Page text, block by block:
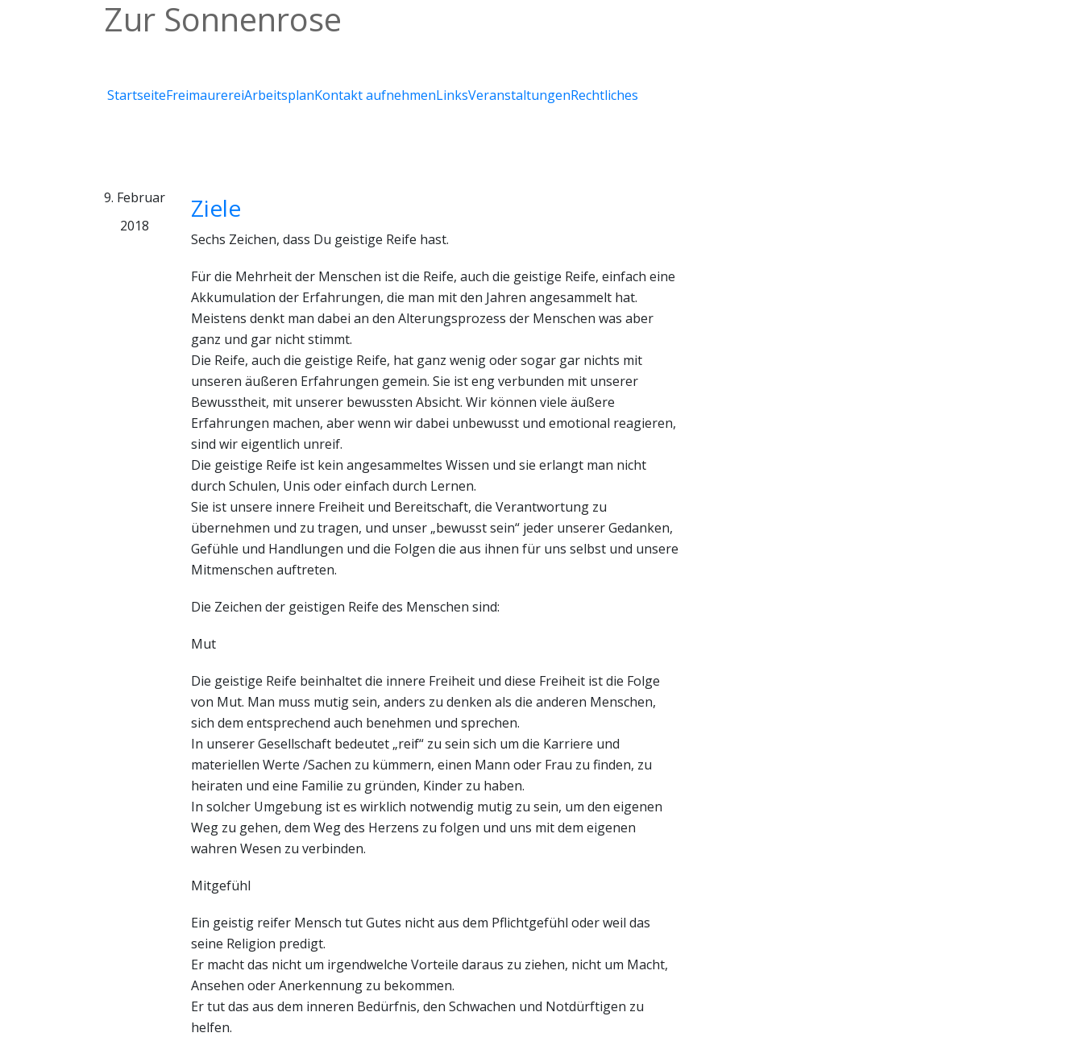
Zur Sonnenrose
StartseiteFreimaurereiArbeitsplanKontakt aufnehmenLinksVeranstaltungenRechtliches
9. Februar
2018
Ziele
Sechs Zeichen, dass Du geistige Reife hast.
Für die Mehrheit der Menschen ist die Reife, auch die geistige Reife, einfach eine
Akkumulation der Erfahrungen, die man mit den Jahren angesammelt hat.
Meistens denkt man dabei an den Alterungsprozess der Menschen was aber
ganz und gar nicht stimmt.
Die Reife, auch die geistige Reife, hat ganz wenig oder sogar gar nichts mit
unseren äußeren Erfahrungen gemein. Sie ist eng verbunden mit unserer
Bewusstheit, mit unserer bewussten Absicht. Wir können viele äußere
Erfahrungen machen, aber wenn wir dabei unbewusst und emotional reagieren,
sind wir eigentlich unreif.
Die geistige Reife ist kein angesammeltes Wissen und sie erlangt man nicht
durch Schulen, Unis oder einfach durch Lernen.
Sie ist unsere innere Freiheit und Bereitschaft, die Verantwortung zu
übernehmen und zu tragen, und unser „bewusst sein“ jeder unserer Gedanken,
Gefühle und Handlungen und die Folgen die aus ihnen für uns selbst und unsere
Mitmenschen auftreten.
Die Zeichen der geistigen Reife des Menschen sind:
Mut
Die geistige Reife beinhaltet die innere Freiheit und diese Freiheit ist die Folge
von Mut. Man muss mutig sein, anders zu denken als die anderen Menschen,
sich dem entsprechend auch benehmen und sprechen.
In unserer Gesellschaft bedeutet „reif“ zu sein sich um die Karriere und
materiellen Werte /Sachen zu kümmern, einen Mann oder Frau zu finden, zu
heiraten und eine Familie zu gründen, Kinder zu haben.
In solcher Umgebung ist es wirklich notwendig mutig zu sein, um den eigenen
Weg zu gehen, dem Weg des Herzens zu folgen und uns mit dem eigenen
wahren Wesen zu verbinden.
Mitgefühl
Ein geistig reifer Mensch tut Gutes nicht aus dem Pflichtgefühl oder weil das
seine Religion predigt.
Er macht das nicht um irgendwelche Vorteile daraus zu ziehen, nicht um Macht,
Ansehen oder Anerkennung zu bekommen.
Er tut das aus dem inneren Bedürfnis, den Schwachen und Notdürftigen zu
helfen.